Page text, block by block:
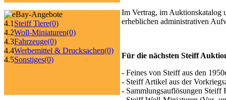
4.1 Steiff Tiere(0)
4.2Woll-Miniaturen(0)
4.3Fahrzeuge(0)
4.4Werbemittel & Drucksachen(0)
4.5Sonstiges(0)
Im Vertrag, im Auktionskatalog
erheblichen administrativen
Für die nächsten Steiff
- Feines von Steiff aus den
- Steiff Artikel aus der
- Sammlungsauflösungen Steiff